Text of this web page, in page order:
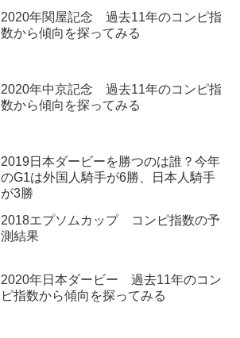
2020年関屋記念 過去11年のコンピ指
数から傾向を探ってみる
2020年中京記念 過去11年のコンピ指
数から傾向を探ってみる
2019日本ダービーを勝つのは誰？今年
のG1は外国人騎手が6勝、日本人騎手
が3勝
2018エプソムカップ コンピ指数の予
測結果
2020年日本ダービー 過去11年のコン
ピ指数から傾向を探ってみる